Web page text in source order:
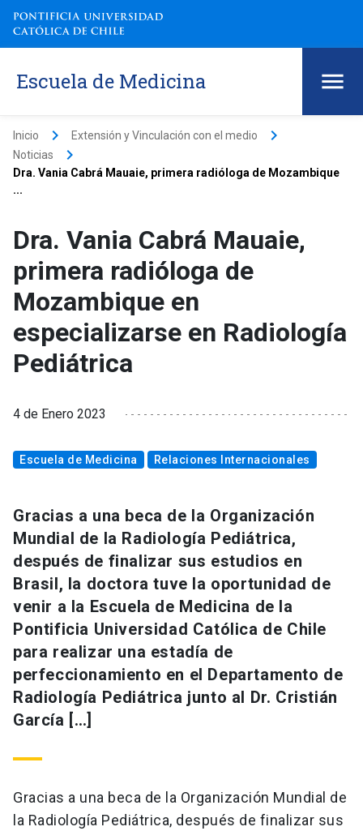
Escuela de Medicina
Inicio keyboard_arrow_right Extensión y Vinculación con el medio keyboard_arrow_right
Noticias keyboard_arrow_right
Dra. Vania Cabrá Mauaie, primera radióloga de Mozambique
...
Dra. Vania Cabrá Mauaie,
primera radióloga de
Mozambique en
especializarse en Radiología
Pediátrica
4 de Enero 2023
Escuela de Medicina Relaciones Internacionales
Gracias a una beca de la Organización
Mundial de la Radiología Pediátrica,
después de finalizar sus estudios en
Brasil, la doctora tuve la oportunidad de
venir a la Escuela de Medicina de la
Pontificia Universidad Católica de Chile
para realizar una estadía de
perfeccionamiento en el Departamento de
Radiología Pediátrica junto al Dr. Cristián
García […]
Gracias a una beca de la Organización Mundial de
la Radiología Pediátrica, después de finalizar sus